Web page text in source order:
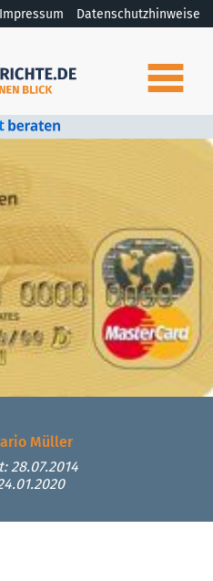
Impressum Datenschutzhinweise
Müller
28.07.2014